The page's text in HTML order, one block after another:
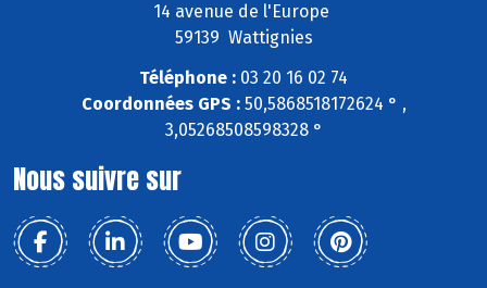
14 avenue de l'Europe
59139 Wattignies
Téléphone : 03 20 16 02 74
Coordonnées GPS :50,5868518172624 ° ,
3,05268508598328 °
Nous suivre sur